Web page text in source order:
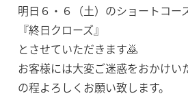
明日６・６（土）のショートコー
『終日クローズ』
とさせていただきます🙇
お客様には大変ご迷惑をおかけい
の程よろしくお願い致します。